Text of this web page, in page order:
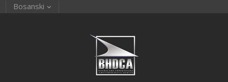
Bosanski